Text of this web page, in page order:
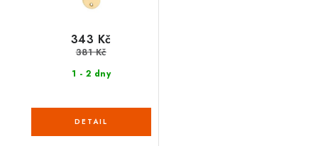
1 - 2 dny
343 Kč
381 Kč